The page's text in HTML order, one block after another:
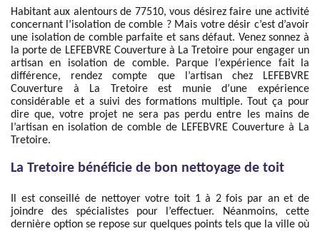
Habitant aux alentours de 77510, vous désirez faire une activité
concernant l’isolation de comble ? Mais votre désir c’est d’avoir
une isolation de comble parfaite et sans défaut. Venez sonnez à
la porte de LEFEBVRE Couverture à La Tretoire pour engager un
artisan en isolation de comble. Parque l’expérience fait la
différence, rendez compte que l’artisan chez LEFEBVRE
Couverture à La Tretoire est munie d’une expérience
considérable et a suivi des formations multiple. Tout ça pour
dire que, votre projet ne sera pas perdu entre les mains de
l’artisan en isolation de comble de LEFEBVRE Couverture à La
Tretoire.
La Tretoire bénéficie de bon nettoyage de toit
Il est conseillé de nettoyer votre toit 1 à 2 fois par an et de
joindre des spécialistes pour l’effectuer. Néanmoins, cette
dernière option se repose sur quelques points tels que la ville où